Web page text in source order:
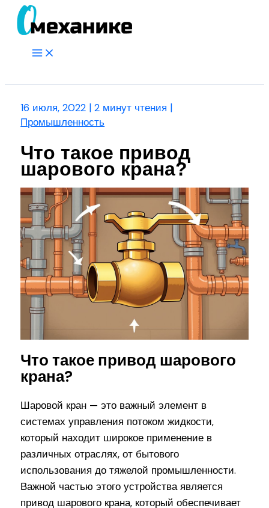
Перейти
Main
16 июля, 2022 |2 минут чтения |
Промышленность
Что такое привод
шарового крана?
Что такое привод шарового
крана?
Шаровой кран — это важный элемент в
системах управления потоком жидкости,
который находит широкое применение в
различных отраслях, от бытового
использования до тяжелой промышленности.
Важной частью этого устройства является
привод шарового крана, который обеспечивает